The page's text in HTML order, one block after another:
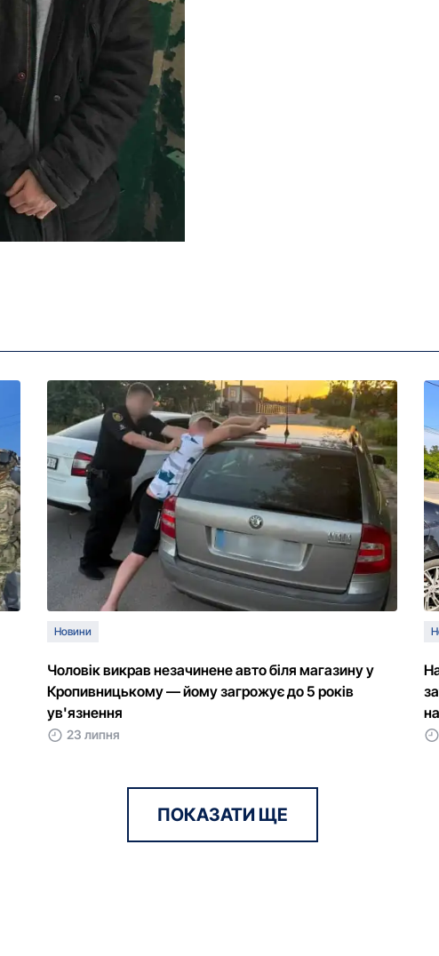
Новини
Чоловік викрав незачинене авто біля магазину у
Кропивницькому — йому загрожує до 5 років
ув'язнення
23 липня
ПОКАЗАТИ ЩЕ